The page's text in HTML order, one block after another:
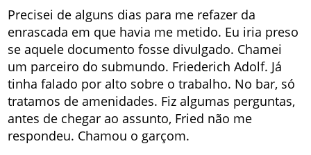
Precisei de alguns dias para me refazer da
enrascada em que havia me metido. Eu iria preso
se aquele documento fosse divulgado. Chamei
um parceiro do submundo. Friederich Adolf. Já
tinha falado por alto sobre o trabalho. No bar, só
tratamos de amenidades. Fiz algumas perguntas,
antes de chegar ao assunto, Fried não me
respondeu. Chamou o garçom.